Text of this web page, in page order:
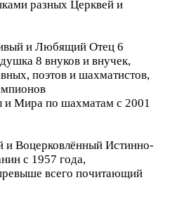
разных Церквей и
и Любящий Отец 6
8 внуков и внучек,
поэтов и шахматистов,
и Мира по шахматам с 2001
Воцерковлённый Истинно-
с 1957 года,
всего почитающий